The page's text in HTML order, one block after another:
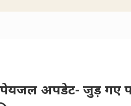
पेयजल अपडेट- जुड़ गए